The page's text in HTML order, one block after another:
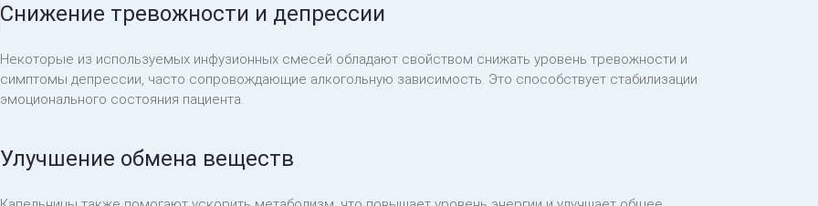
Снижение тревожности и депрессии
Некоторые из используемых инфузионных смесей обладают свойством снижать уровень тревожности и
симптомы депрессии, часто сопровождающие алкогольную зависимость. Это способствует стабилизации
эмоционального состояния пациента.
Улучшение обмена веществ